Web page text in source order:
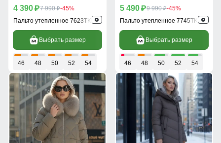
4 390 p7 990 p-45%
Пальто утепленное 7623TK
Выбрать размер
46 48 50 52 54
5 490 p9 990 p-45%
Пальто утепленное 7745TK
Выбрать размер
46 48 50 52 54